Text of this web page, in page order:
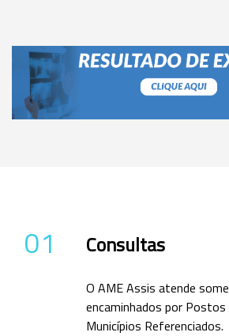
01 Consultas
O AME Assis atende
encaminhados por Postos
Municípios Referenciados.